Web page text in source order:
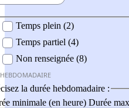
Temps plein (2)
Temps partiel (4)
Non renseignée (8)
la durée hebdomadaire :
minimale (en heure) Durée